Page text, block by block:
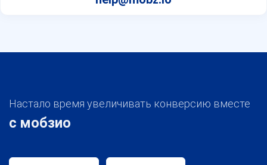
Настало время увеличивать конверсию вместе
с мобзио